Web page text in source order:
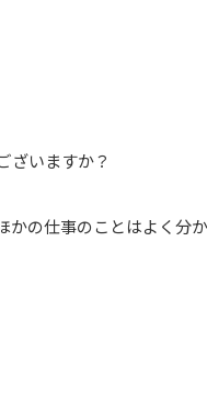
ざいますか？
の仕事のことはよく分か